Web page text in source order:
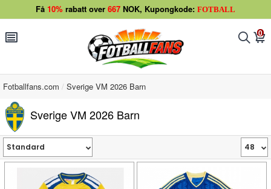
Få 10% rabatt over 667 NOK, Kupongkode: FOTBALL
󰂩 󰂨 0
󰃦
Fotballfans.com Sverige VM 2026 Barn
Sverige VM 2026 Barn